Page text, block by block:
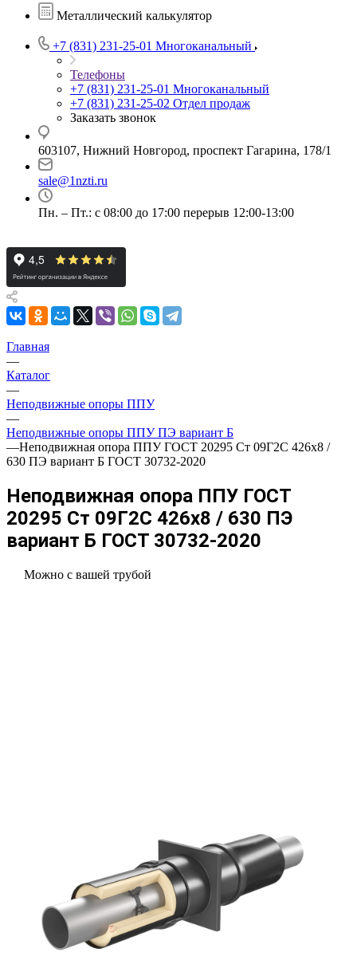
Металлический калькулятор
+7 (831) 231-25-01 Многоканальный
Телефоны
+7 (831) 231-25-01 Многоканальный
+7 (831) 231-25-02 Отдел продаж
Заказать звонок
603107, Нижний Новгород, проспект Гагарина, 178/1
sale@1nzti.ru
Пн. – Пт.: с 08:00 до 17:00 перерыв 12:00-13:00
Главная
—
Каталог
—
Неподвижные опоры ППУ
—
Неподвижные опоры ППУ ПЭ вариант Б
—Неподвижная опора ППУ ГОСТ 20295 Ст 09Г2С 426x8 /
630 ПЭ вариант Б ГОСТ 30732-2020
Неподвижная опора ППУ ГОСТ
20295 Ст 09Г2С 426x8 / 630 ПЭ
вариант Б ГОСТ 30732-2020
Можно с вашей трубой